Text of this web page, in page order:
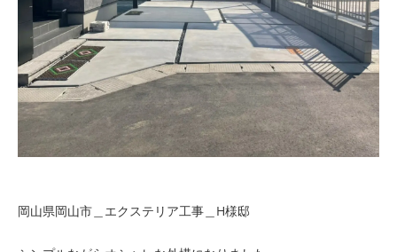
岡山県岡山市＿エクステリア工事＿H様邸